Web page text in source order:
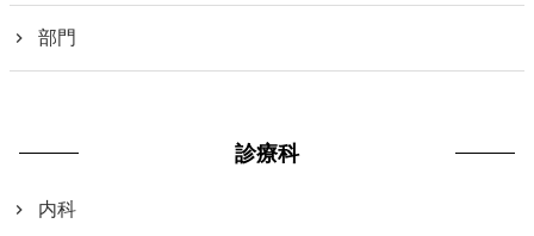
部門
診療科
内科